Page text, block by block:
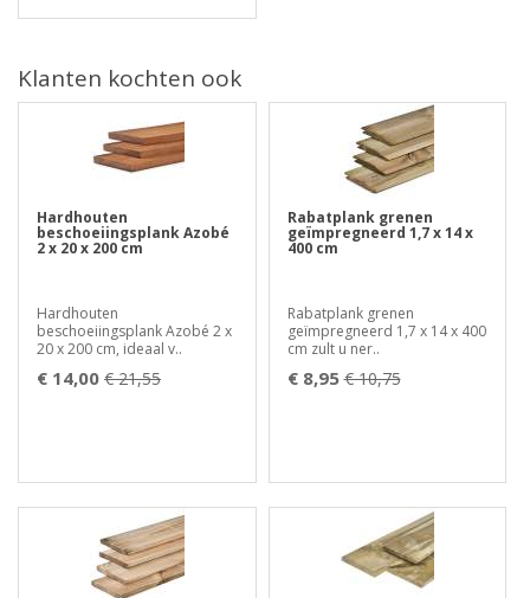
Klanten kochten ook
Hardhouten
beschoeiingsplank Azobé
2 x 20 x 200 cm
Hardhouten
beschoeiingsplank Azobé 2 x
20 x 200 cm, ideaal v..
€ 14,00 € 21,55
Rabatplank grenen
geïmpregneerd 1,7 x 14 x
400 cm
Rabatplank grenen
geïmpregneerd 1,7 x 14 x 400
cm zult u ner..
€ 8,95 € 10,75